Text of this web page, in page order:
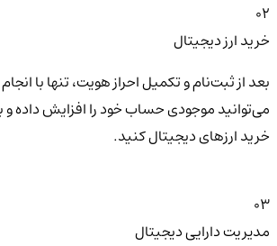
02
خرید ارز دیجیتال
بعد از ثبت‌نام و تکمیل احراز هویت، تنها با انجام
می‌توانید موجودی حساب خود را افزایش داده و
خرید ارزهای دیجیتال کنید.
03
مدیریت دارایی دیجیتال